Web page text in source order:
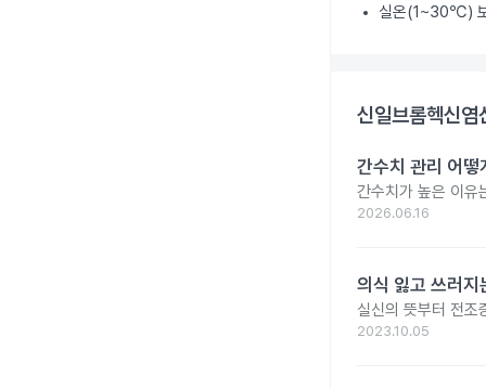
실온(1~30℃)
신일브롬헥신염
간수치 관리 어
간수치가 높은 이유
2026.06.16
의식 잃고 쓰러
실신의 뜻부터 전조
2023.10.05